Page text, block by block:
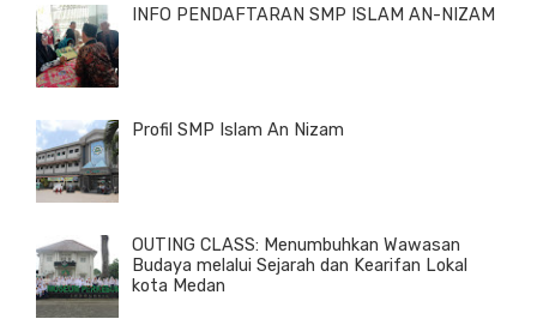
INFO PENDAFTARAN SMP ISLAM AN-NIZAM
Profil SMP Islam An Nizam
OUTING CLASS: Menumbuhkan Wawasan
Budaya melalui Sejarah dan Kearifan Lokal
kota Medan